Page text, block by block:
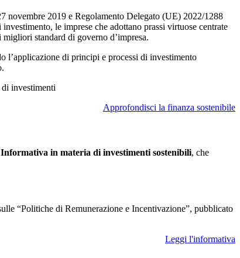
novembre 2019 e Regolamento Delegato (UE) 2022/1288
le imprese che adottano prassi virtuose centrate
standard di governo d’impresa.
l’applicazione di principi e processi di investimento
investimenti
Approfondisci la finanza sostenibile
Informativa in materia di investimenti sostenibili, che
“Politiche di Remunerazione e Incentivazione”, pubblicato
Leggi l'informativa